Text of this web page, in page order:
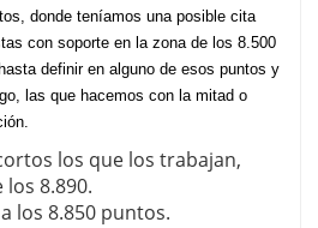
donde teníamos una posible cita
con soporte en la zona de los 8.500
definir en alguno de esos puntos y
las que hacemos con la mitad o
los que los trabajan,
8.890.
los 8.850 puntos.